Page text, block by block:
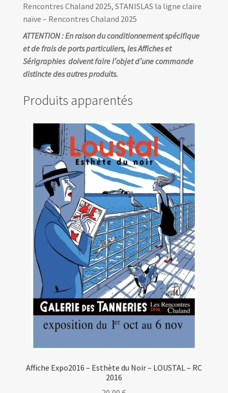
Rencontres Chaland 2025, STANISLAS la ligne claire
naïve – Rencontres Chaland 2025
ATTENTION : En raison du conditionnement spécifique
et de frais de ports particuliers, les Affiches et
Sérigraphies doivent faire l’objet d’une commande
distincte des autres produits.
Produits apparentés
Affiche Expo2016 – Esthète du Noir – LOUSTAL – RC
2016